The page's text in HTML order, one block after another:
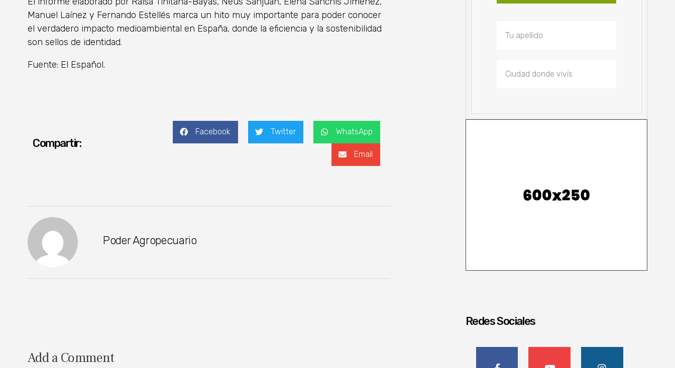
Manuel Laínez y Fernando Estellés marca un hito muy importante para poder conocer
el verdadero impacto medioambiental en España, donde la eficiencia y la sostenibilidad
son sellos de identidad.
Fuente: El Español.
Compartir:
Facebook Twitter WhatsApp
Email
Poder Agropecuario
Add a Comment
Redes Sociales